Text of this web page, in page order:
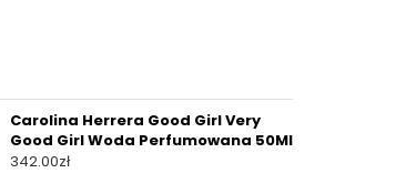
Carolina Herrera Good Girl Very
Good Girl Woda Perfumowana 50Ml
342.00zł